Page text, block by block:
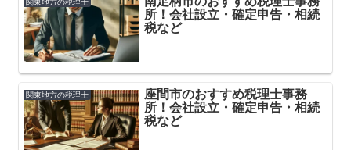
関東地方の税理士
所！会社設立・確定申告・相続
税など
関東地方の税理士
座間市のおすすめ税理士事務
所！会社設立・確定申告・相続
税など